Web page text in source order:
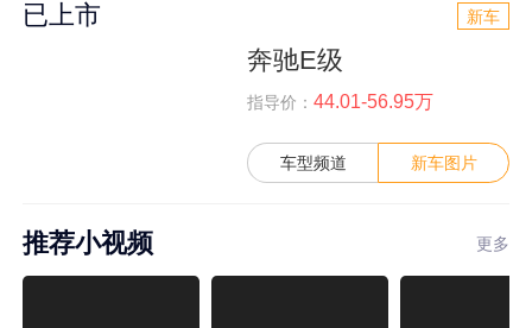
已上市 新车
奔驰E级
指导价： 44.01-56.95万
车型频道 新车图片
推荐小视频 更多